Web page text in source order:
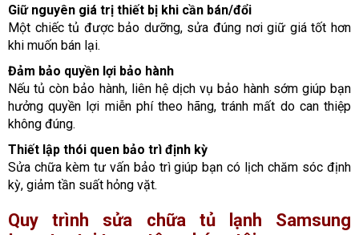
Giữ nguyên giá trị thiết bị khi cần bán/đổi
Một chiếc tủ được bảo dưỡng, sửa đúng nơi giữ giá tốt hơn
khi muốn bán lại.
Đảm bảo quyền lợi bảo hành
Nếu tủ còn bảo hành, liên hệ dịch vụ bảo hành sớm giúp bạn
hưởng quyền lợi miễn phí theo hãng, tránh mất do can thiệp
không đúng.
Thiết lập thói quen bảo trì định kỳ
Sửa chữa kèm tư vấn bảo trì giúp bạn có lịch chăm sóc định
kỳ, giảm tần suất hỏng vặt.
Quy trình sửa chữa tủ lạnh Samsung